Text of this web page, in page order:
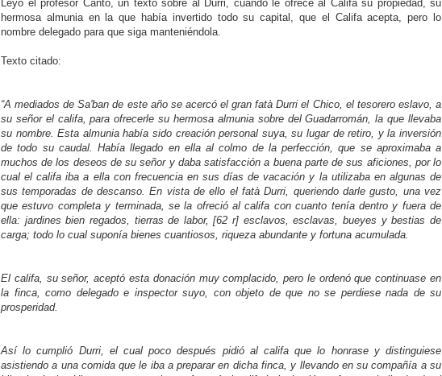
Leyó el profesor Canto, un texto sobre al Durri, cuando le ofrece al Califa su propiedad, su
hermosa almunia en la que había invertido todo su capital, que el Califa acepta, pero lo
nombre delegado para que siga manteniéndola.
Texto citado:
“A mediados de Sa'ban de este año se acercó el gran fatà Durri el Chico, el tesorero eslavo, a
su señor el califa, para ofrecerle su hermosa almunia sobre del Guadarromán, la que llevaba
su nombre. Esta almunia había sido creación personal suya, su lugar de retiro, y la inversión
de todo su caudal. Había llegado en ella al colmo de la perfección, que se aproximaba a
muchos de los deseos de su señor y daba satisfacción a buena parte de sus aficiones, por lo
cual el califa iba a ella con frecuencia en sus días de vacación y la utilizaba en algunas de
sus temporadas de descanso. En vista de ello el fatà Durri, queriendo darle gusto, una vez
que estuvo completa y terminada, se la ofreció al califa con cuanto tenía dentro y fuera de
ella: jardines bien regados, tierras de labor, [62 r] esclavos, esclavas, bueyes y bestias de
carga; todo lo cual suponía bienes cuantiosos, riqueza abundante y fortuna acumulada.
El califa, su señor, aceptó esta donación muy complacido, pero le ordenó que continuase en
la finca, como delegado e inspector suyo, con objeto de que no se perdiese nada de su
prosperidad.
Así lo cumplió Durri, el cual poco después pidió al califa que lo honrase y distinguiese
asistiendo a una comida que le iba a preparar en dicha finca, y llevando en su compañía a su